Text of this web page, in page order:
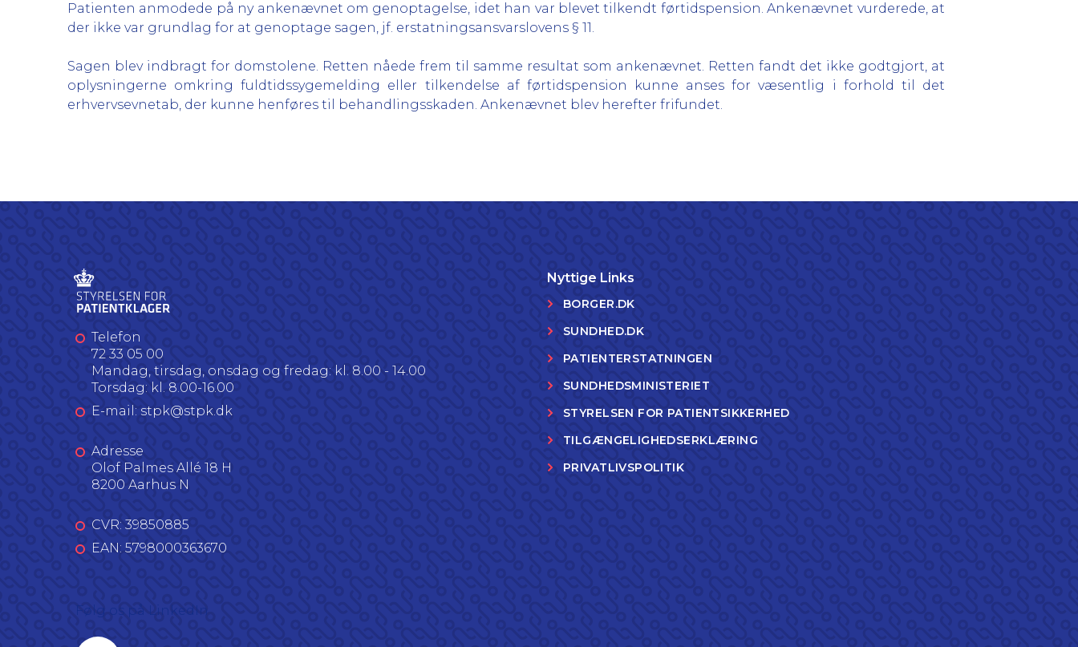
Patienten anmodede på ny ankenævnet om genoptagelse, idet han var blevet tilkendt førtidspension. Ankenævnet vurderede, at
der ikke var grundlag for at genoptage sagen, jf. erstatningsansvarslovens § 11.
Sagen blev indbragt for domstolene. Retten nåede frem til samme resultat som ankenævnet. Retten fandt det ikke godtgjort, at
oplysningerne omkring fuldtidssygemelding eller tilkendelse af førtidspension kunne anses for væsentlig i forhold til det
erhvervsevnetab, der kunne henføres til behandlingsskaden. Ankenævnet blev herefter frifundet.
Telefon
72 33 05 00
Mandag, tirsdag, onsdag og fredag: kl. 8.00 - 14.00
Torsdag: kl. 8.00-16.00
E-mail: stpk@stpk.dk
Adresse
Olof Palmes Allé 18 H
8200 Aarhus N
CVR: 39850885
EAN: 5798000363670
Nyttige Links
BORGER.DK
SUNDHED.DK
PATIENTERSTATNINGEN
SUNDHEDSMINISTERIET
STYRELSEN FOR PATIENTSIKKERHED
TILGÆNGELIGHEDSERKLÆRING
PRIVATLIVSPOLITIK